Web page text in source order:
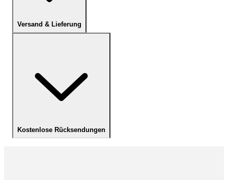
Versand & Lieferung
Kostenlose Rücksendungen